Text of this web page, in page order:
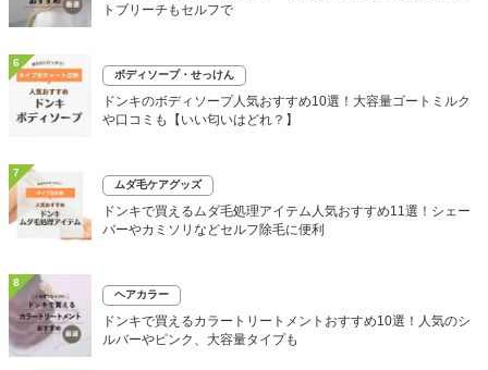
トブリーチもセルフで
6
ボディソープ・せっけん
ドンキのボディソープ人気おすすめ10選！大容量ゴートミルク
や口コミも【いい匂いはどれ？】
7
ムダ毛ケアグッズ
ドンキで買えるムダ毛処理アイテム人気おすすめ11選！シェー
バーやカミソリなどセルフ除毛に便利
8
ヘアカラー
ドンキで買えるカラートリートメントおすすめ10選！人気のシ
ルバーやピンク、大容量タイプも